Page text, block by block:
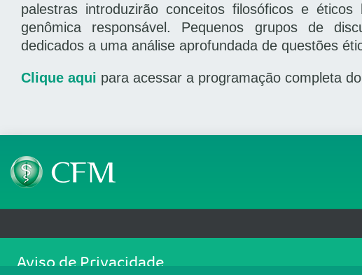
palestras introduzirão conceitos filosóficos e
genômica responsável. Pequenos grupos de
dedicados a uma análise aprofundada de questões
Clique aqui para acessar a programação completa
SGAS 616, Conjunto D, Lote 115, L2 Sul, Brasília/DF - CEP: 70200-760 - CNPJ: 33.583.550/
Aviso de Privacidade